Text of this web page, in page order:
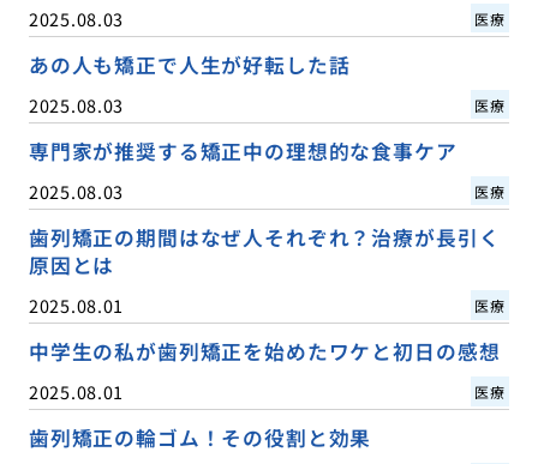
2025.08.03 医療
あの人も矯正で人生が好転した話
2025.08.03 医療
専門家が推奨する矯正中の理想的な食事ケア
2025.08.03 医療
歯列矯正の期間はなぜ人それぞれ？治療が長引く
原因とは
2025.08.01 医療
中学生の私が歯列矯正を始めたワケと初日の感想
2025.08.01 医療
歯列矯正の輪ゴム！その役割と効果